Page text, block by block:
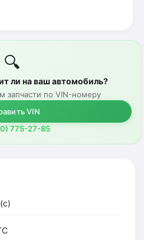
🔍
ли на ваш автомобиль?
запчасти по VIN-номеру
VIN
775-27-85
(c)